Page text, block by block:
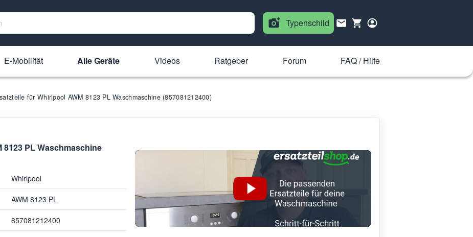
Typenschild
E-Mobilität Alle Geräte Videos Ratgeber Forum FAQ / Hilfe
für Whirlpool AWM 8123 PL Waschmaschine (857081212400)
8123 PL Waschmaschine
Whirlpool
AWM 8123 PL
857081212400